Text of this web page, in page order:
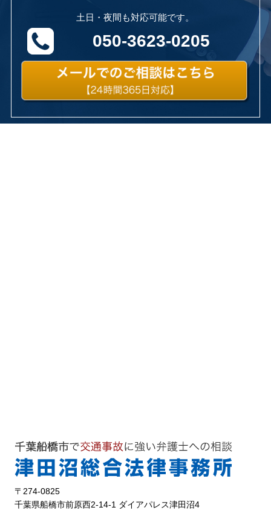
土日・夜間も対応可能です。
050-3623-0205
〒274-0825
千葉県船橋市前原西2-14-1 ダイアパレス津田沼4